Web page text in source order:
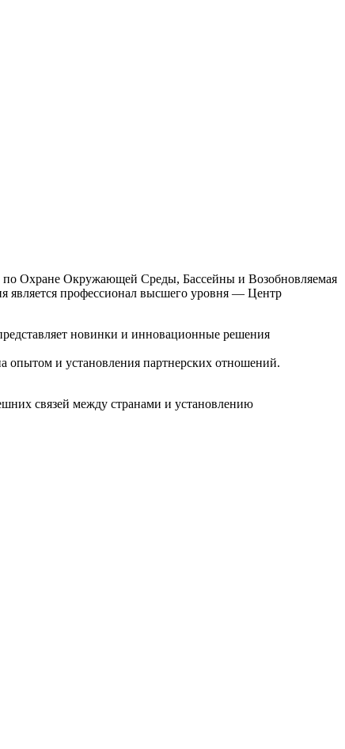
по Охране Окружающей Среды, Бассейны и Возобновляемая
профессионал высшего уровня — Центр
новинки и инновационные решения
опытом и установления партнерских отношений.
связей между странами и установлению